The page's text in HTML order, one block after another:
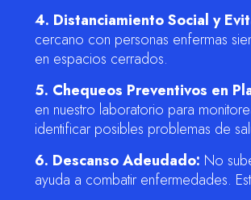
4. Distanciamiento Social y
cercano con personas enfermas
en espacios cerrados.
5. Chequeos Preventivos en
en nuestro laboratorio para
identificar posibles problemas de
6. Descanso Adeudado: No
ayuda a combatir enfermedades.